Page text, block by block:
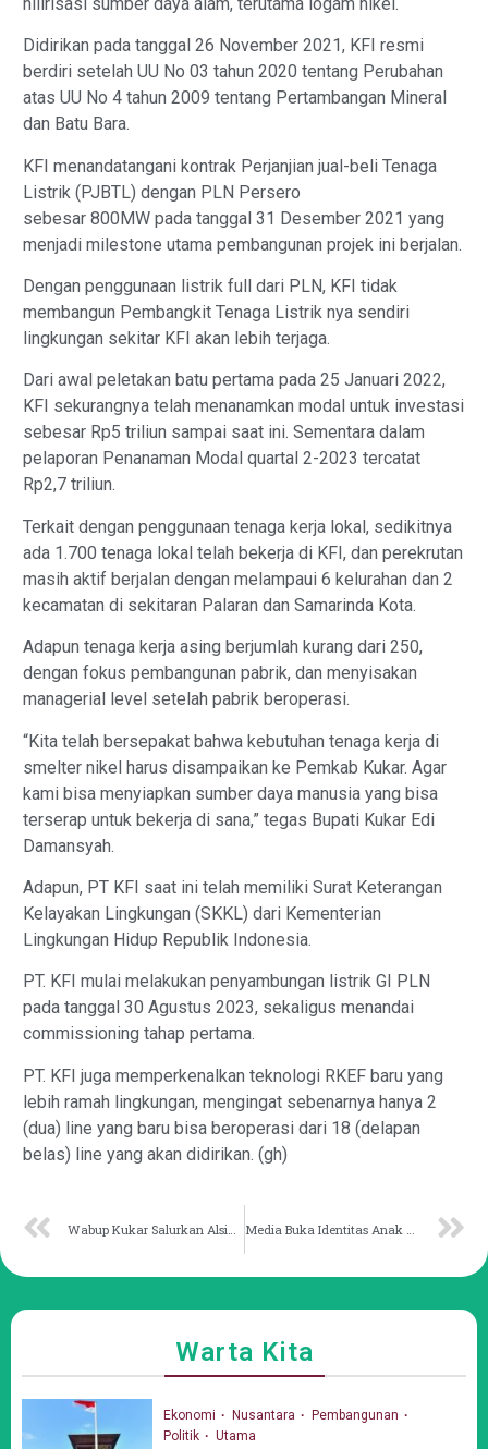
Didirikan pada tanggal 26 November 2021, KFI resmi
berdiri setelah UU No 03 tahun 2020 tentang Perubahan
atas UU No 4 tahun 2009 tentang Pertambangan Mineral
dan Batu Bara.
KFI menandatangani kontrak Perjanjian jual-beli Tenaga
Listrik (PJBTL) dengan PLN Persero
sebesar 800MW pada tanggal 31 Desember 2021 yang
menjadi milestone utama pembangunan projek ini berjalan.
Dengan penggunaan listrik full dari PLN, KFI tidak
membangun Pembangkit Tenaga Listrik nya sendiri
lingkungan sekitar KFI akan lebih terjaga.
Dari awal peletakan batu pertama pada 25 Januari 2022,
KFI sekurangnya telah menanamkan modal untuk investasi
sebesar Rp5 triliun sampai saat ini. Sementara dalam
pelaporan Penanaman Modal quartal 2-2023 tercatat
Rp2,7 triliun.
Terkait dengan penggunaan tenaga kerja lokal, sedikitnya
ada 1.700 tenaga lokal telah bekerja di KFI, dan perekrutan
masih aktif berjalan dengan melampaui 6 kelurahan dan 2
kecamatan di sekitaran Palaran dan Samarinda Kota.
Adapun tenaga kerja asing berjumlah kurang dari 250,
dengan fokus pembangunan pabrik, dan menyisakan
managerial level setelah pabrik beroperasi.
“Kita telah bersepakat bahwa kebutuhan tenaga kerja di
smelter nikel harus disampaikan ke Pemkab Kukar. Agar
kami bisa menyiapkan sumber daya manusia yang bisa
terserap untuk bekerja di sana,” tegas Bupati Kukar Edi
Damansyah.
Adapun, PT KFI saat ini telah memiliki Surat Keterangan
Kelayakan Lingkungan (SKKL) dari Kementerian
Lingkungan Hidup Republik Indonesia.
PT. KFI mulai melakukan penyambungan listrik GI PLN
pada tanggal 30 Agustus 2023, sekaligus menandai
commissioning tahap pertama.
PT. KFI juga memperkenalkan teknologi RKEF baru yang
lebih ramah lingkungan, mengingat sebenarnya hanya 2
(dua) line yang baru bisa beroperasi dari 18 (delapan
belas) line yang akan didirikan. (gh)
Warta Kita
Ekonomi Nusantara
Pembangunan
Politik
Utama